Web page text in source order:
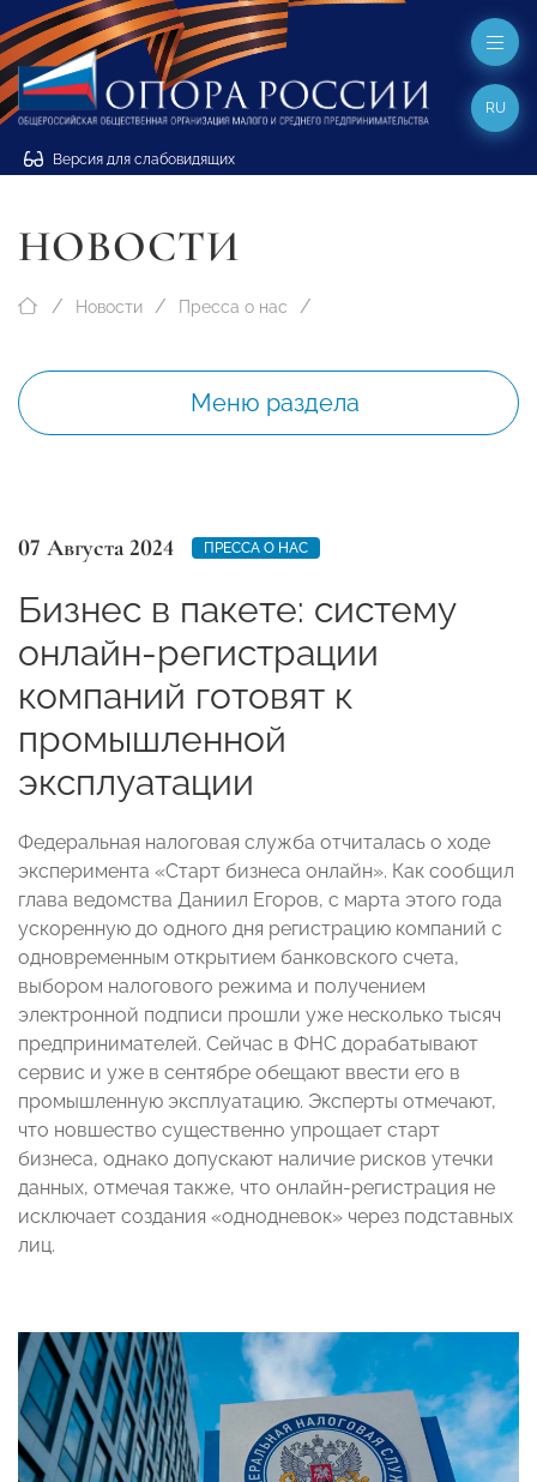
Версия для слабовидящих
RU
НОВОСТИ
Новости Пресса о нас
Меню раздела
07 Августа 2024 ПРЕССА О НАС
Бизнес в пакете: систему
онлайн-регистрации
компаний готовят к
промышленной
эксплуатации
Федеральная налоговая служба отчиталась о ходе
эксперимента «Старт бизнеса онлайн». Как сообщил
глава ведомства Даниил Егоров, с марта этого года
ускоренную до одного дня регистрацию компаний с
одновременным открытием банковского счета,
выбором налогового режима и получением
электронной подписи прошли уже несколько тысяч
предпринимателей. Сейчас в ФНС дорабатывают
сервис и уже в сентябре обещают ввести его в
промышленную эксплуатацию. Эксперты отмечают,
что новшество существенно упрощает старт
бизнеса, однако допускают наличие рисков утечки
данных, отмечая также, что онлайн-регистрация не
исключает создания «однодневок» через подставных
лиц.